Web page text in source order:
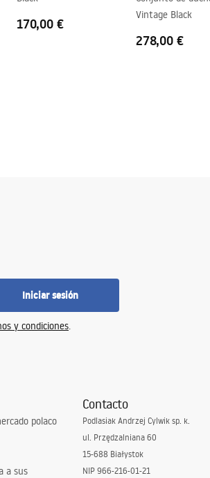
170,00 €
Vintage Black
278,00 €
Iniciar sesión
y condiciones.
polaco
a sus
Contacto
Podlasiak Andrzej Cylwik sp. k.
ul. Przędzalniana 60
15-688 Białystok
NIP 966-216-01-21